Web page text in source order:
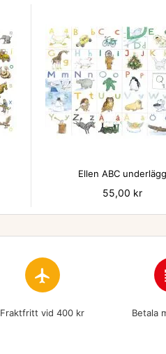

Ellen ABC underlägg
Pris
55,00 kr
flight
Fraktfritt vid 400 kr Betala